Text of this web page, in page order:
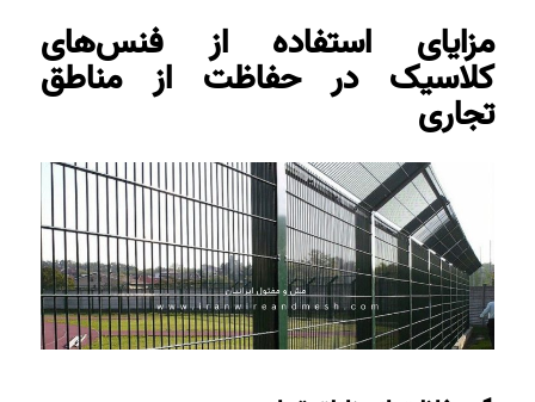
مزایای استفاده از فنس‌های
کلاسیک در حفاظت از مناطق
تجاری